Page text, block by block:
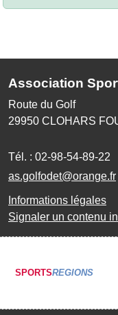
Association
Route du Golf
29950 CLOHARS
Tél. : 02-98-54-89-22
as.golfodet@orange.fr
Informations légales
Signaler un contenu
SPORTSREGIONS